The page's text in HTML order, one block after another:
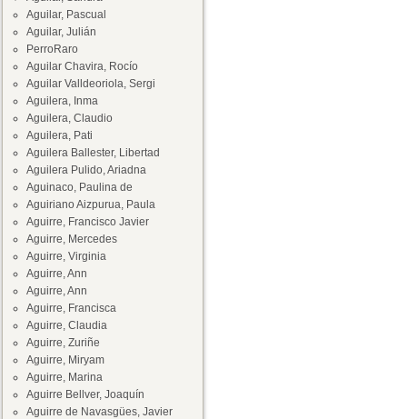
Aguilar, Pascual
Aguilar, Julián
PerroRaro
Aguilar Chavira, Rocío
Aguilar Valldeoriola, Sergi
Aguilera, Inma
Aguilera, Claudio
Aguilera, Pati
Aguilera Ballester, Libertad
Aguilera Pulido, Ariadna
Aguinaco, Paulina de
Aguiriano Aizpurua, Paula
Aguirre, Francisco Javier
Aguirre, Mercedes
Aguirre, Virginia
Aguirre, Ann
Aguirre, Ann
Aguirre, Francisca
Aguirre, Claudia
Aguirre, Zuriñe
Aguirre, Miryam
Aguirre, Marina
Aguirre Bellver, Joaquín
Aguirre de Navasgües, Javier